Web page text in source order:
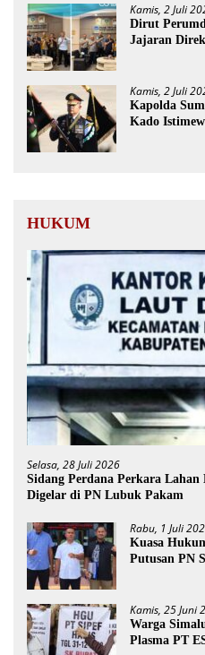
Kamis, 2 Juli
Dirut
Jajaran
Kamis, 2 Juli
Kapolda
Kado
HUKUM
Selasa, 28 Juli 2026
Sidang Perdana Perkara
Digelar di PN Lubuk Pakam
Rabu, 1 Juli
Kuasa
Putusan PN
Kamis, 25 Juni
Warga
Plasma PT